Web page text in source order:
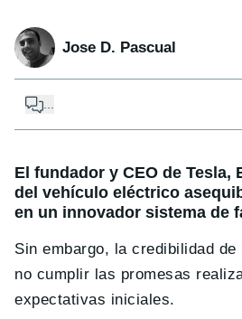
Jose D. Pascual
...
El fundador y CEO de
del vehículo eléctrico
en un innovador sistema de
Sin embargo, la credibilidad
no cumplir las promesas
expectativas iniciales.